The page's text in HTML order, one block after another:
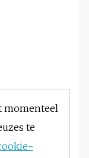
momenteel
te